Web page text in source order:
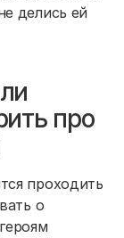
делись ей
про
проходить
о